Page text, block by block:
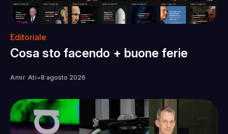
Editoriale
Cosa sto facendo + buone ferie
Amir Ati -8 agosto 2026